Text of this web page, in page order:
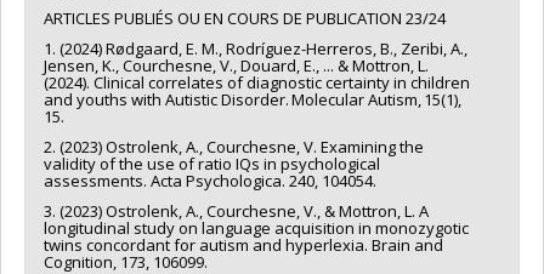
ARTICLES PUBLIÉS OU EN COURS DE PUBLICATION 23/24
1. (2024) Rødgaard, E. M., Rodríguez-Herreros, B., Zeribi, A.,
Jensen, K., Courchesne, V., Douard, E., ... & Mottron, L.
(2024). Clinical correlates of diagnostic certainty in children
and youths with Autistic Disorder. Molecular Autism, 15(1),
15.
2. (2023) Ostrolenk, A., Courchesne, V. Examining the
validity of the use of ratio IQs in psychological
assessments. Acta Psychologica. 240, 104054.
3. (2023) Ostrolenk, A., Courchesne, V., & Mottron, L. A
longitudinal study on language acquisition in monozygotic
twins concordant for autism and hyperlexia. Brain and
Cognition, 173, 106099.